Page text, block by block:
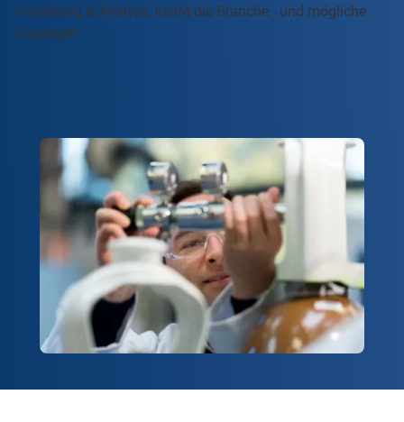
Forschung & Analyse, kennt die Branche - und mögliche
Lösungen.